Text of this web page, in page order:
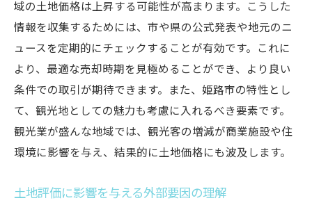
域の土地価格は上昇する可能性が高まります。こうした
情報を収集するためには、市や県の公式発表や地元のニ
ュースを定期的にチェックすることが有効です。これに
より、最適な売却時期を見極めることができ、より良い
条件での取引が期待できます。また、姫路市の特性とし
て、観光地としての魅力も考慮に入れるべき要素です。
観光業が盛んな地域では、観光客の増減が商業施設や住
環境に影響を与え、結果的に土地価格にも波及します。
土地評価に影響を与える外部要因の理解